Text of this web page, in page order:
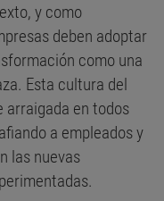
y como
deben adoptar
como una
Esta cultura del
arraigada en todos
a empleados y
las nuevas